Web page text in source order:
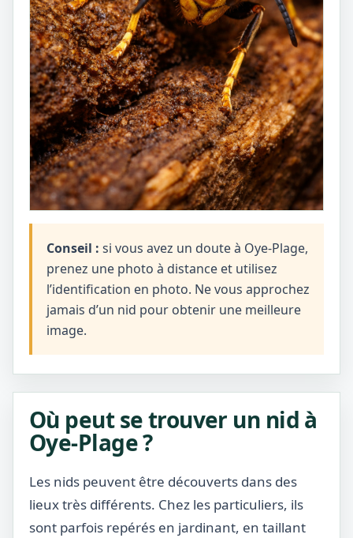
Conseil : si vous avez un doute à Oye-Plage,
prenez une photo à distance et utilisez
l’identification en photo. Ne vous approchez
jamais d’un nid pour obtenir une meilleure
image.
Où peut se trouver un nid à
Oye-Plage ?
Les nids peuvent être découverts dans des
lieux très différents. Chez les particuliers, ils
sont parfois repérés en jardinant, en taillant